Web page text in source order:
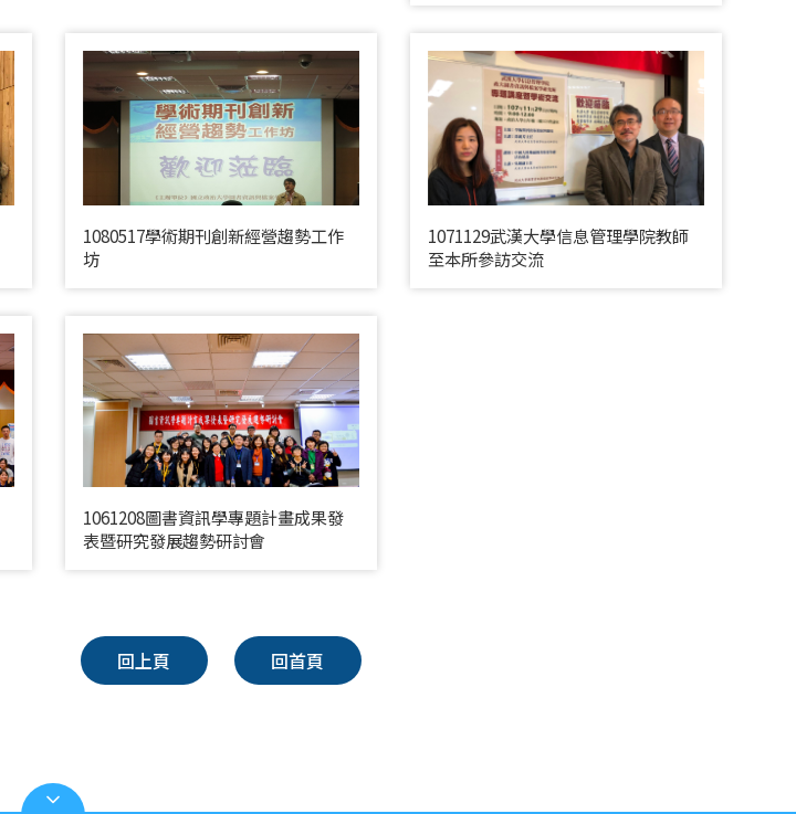
1080517學術期刊創新經營趨勢工作
坊
1071129武漢大學信息管理學院教師
至本所參訪交流
1061208圖書資訊學專題計畫成果發
表暨研究發展趨勢研討會
回上頁 回首頁